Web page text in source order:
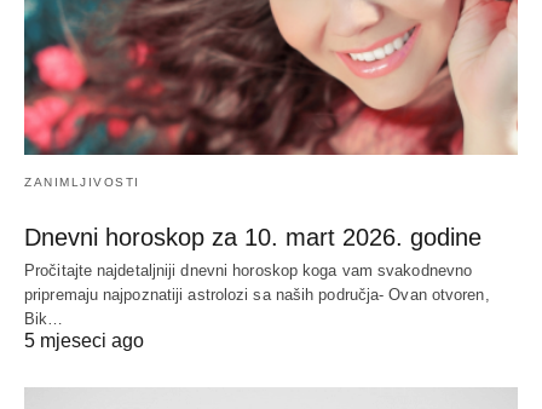
ZANIMLJIVOSTI
Dnevni horoskop za 10. mart 2026. godine
Pročitajte najdetaljniji dnevni horoskop koga vam svakodnevno
pripremaju najpoznatiji astrolozi sa naših područja- Ovan otvoren,
Bik…
5 mjeseci ago